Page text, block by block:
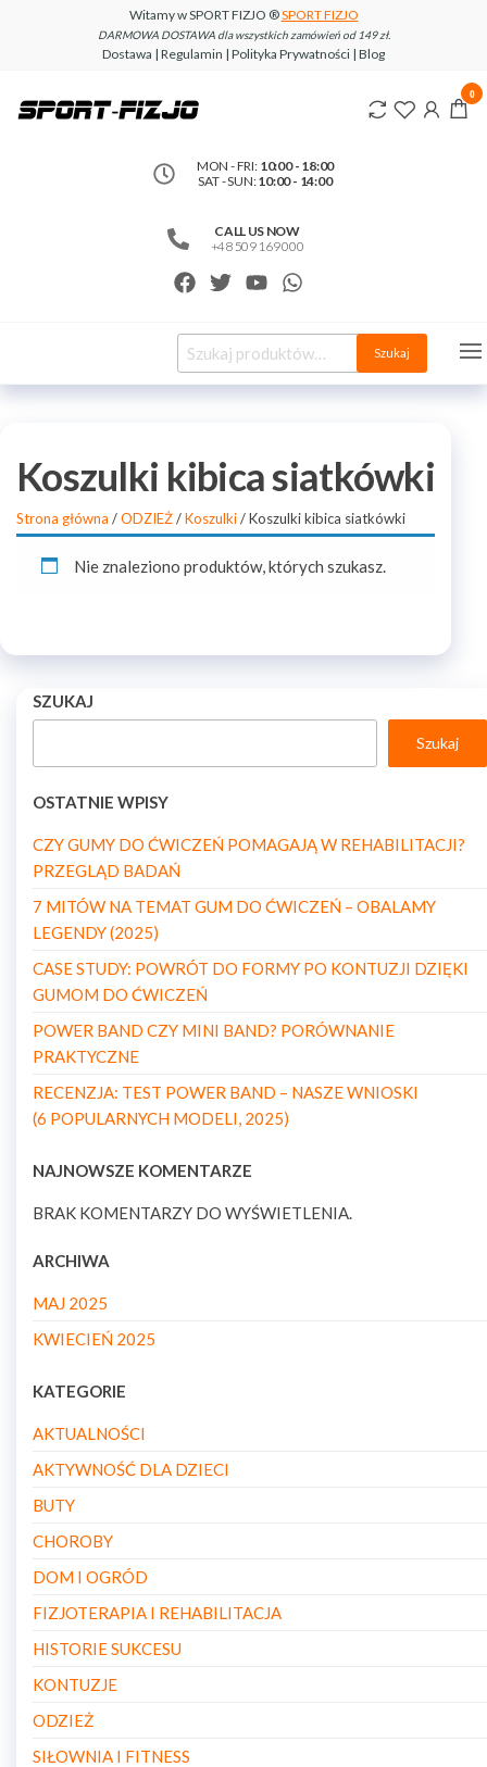
Witamy w SPORT FIZJO ®SPORT FIZJO
DARMOWA DOSTAWA dla wszystkich zamówień od 149 zł.
Dostawa | Regulamin | Polityka Prywatności | Blog
www.sport-
MON - FRI: 10:00 - 18:00
SAT - SUN:10:00 - 14:00
CALL US NOW
+48 509 169 000
0
Szukaj
Koszulki kibica siatkówki
Strona główna /ODZIEŻ/Koszulki/ Koszulki kibica siatkówki
Nie znaleziono produktów, których szukasz.
SZUKAJ
Szukaj
OSTATNIE WPISY
CZY GUMY DO ĆWICZEŃ POMAGAJĄ W REHABILITACJI?
PRZEGLĄD BADAŃ
7 MITÓW NA TEMAT GUM DO ĆWICZEŃ – OBALAMY
LEGENDY (2025)
CASE STUDY: POWRÓT DO FORMY PO KONTUZJI DZIĘKI
GUMOM DO ĆWICZEŃ
POWER BAND CZY MINI BAND? PORÓWNANIE
PRAKTYCZNE
RECENZJA: TEST POWER BAND – NASZE WNIOSKI
(6 POPULARNYCH MODELI, 2025)
NAJNOWSZE KOMENTARZE
BRAK KOMENTARZY DO WYŚWIETLENIA.
ARCHIWA
MAJ 2025
KWIECIEŃ 2025
KATEGORIE
AKTUALNOŚCI
AKTYWNOŚĆ DLA DZIECI
BUTY
CHOROBY
DOM I OGRÓD
FIZJOTERAPIA I REHABILITACJA
HISTORIE SUKCESU
KONTUZJE
ODZIEŻ
SIŁOWNIA I FITNESS